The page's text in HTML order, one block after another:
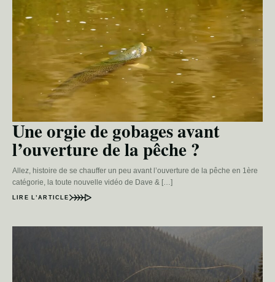
Une orgie de gobages avant
l’ouverture de la pêche ?
Allez, histoire de se chauffer un peu avant l’ouverture de la pêche en 1ère
catégorie, la toute nouvelle vidéo de Dave & […]
LIRE L’ARTICLE